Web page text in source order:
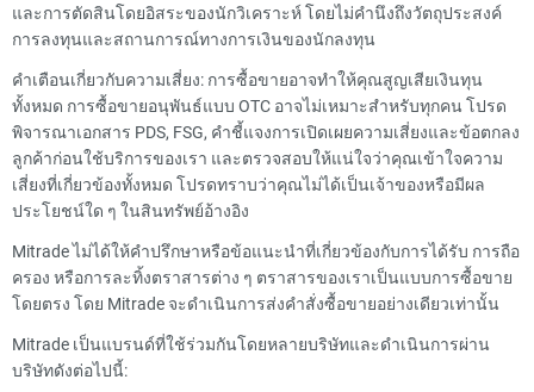
และการตัดสินโดยอิสระของนักวิเคราะห์ โดยไม่คำนึงถึงวัตถุประสงค์
การลงทุนและสถานการณ์ทางการเงินของนักลงทุน
คำเตือนเกี่ยวกับความเสี่ยง: การซื้อขายอาจทำให้คุณสูญเสียเงินทุน
ทั้งหมด การซื้อขายอนุพันธ์แบบ OTC อาจไม่เหมาะสำหรับทุกคน โปรด
พิจารณาเอกสาร PDS, FSG, คำชี้แจงการเปิดเผยความเสี่ยงและข้อตกลง
ลูกค้าก่อนใช้บริการของเรา และตรวจสอบให้แน่ใจว่าคุณเข้าใจความ
เสี่ยงที่เกี่ยวข้องทั้งหมด โปรดทราบว่าคุณไม่ได้เป็นเจ้าของหรือมีผล
ประโยชน์ใด ๆ ในสินทรัพย์อ้างอิง
Mitrade ไม่ได้ให้คำปรึกษาหรือข้อแนะนำที่เกี่ยวข้องกับการได้รับ การถือ
ครอง หรือการละทิ้งตราสารต่าง ๆ ตราสารของเราเป็นแบบการซื้อขาย
โดยตรง โดย Mitrade จะดำเนินการส่งคำสั่งซื้อขายอย่างเดียวเท่านั้น
Mitrade เป็นแบรนด์ที่ใช้ร่วมกันโดยหลายบริษัทและดำเนินการผ่าน
บริษัทดังต่อไปนี้: